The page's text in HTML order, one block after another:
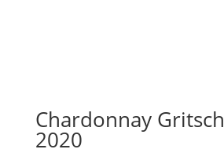
Chardonnay
2020